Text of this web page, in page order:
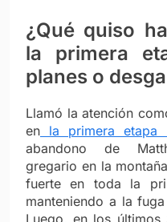
¿Qué quiso
la primera
planes o
Llamó la atención
en la primera etapa
abandono de
gregario en la
fuerte en toda la
manteniendo a la